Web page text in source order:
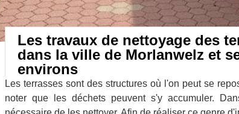
Les travaux de nettoyage des
dans la ville de Morlanwelz et
environs
Les terrasses sont des structures où l'on peut se
noter que les déchets peuvent s'y accumuler.